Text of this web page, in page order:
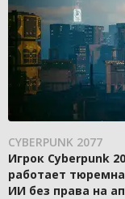
CYBERPUNK 2077
Игрок Cyberpunk
работает
ИИ без права на